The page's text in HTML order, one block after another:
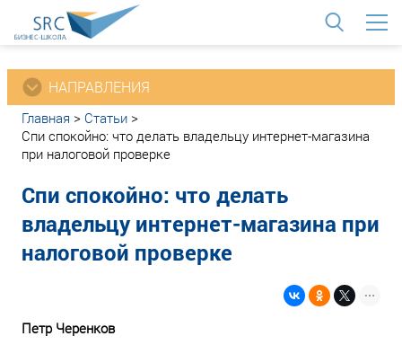
НАПРАВЛЕНИЯ
Главная > Статьи >
Спи спокойно: что делать владельцу интернет-магазина
при налоговой проверке
Спи спокойно: что делать
владельцу интернет-магазина при
налоговой проверке
Петр Черенков